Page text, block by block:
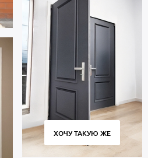
ХОЧУ ТАКУЮ ЖЕ